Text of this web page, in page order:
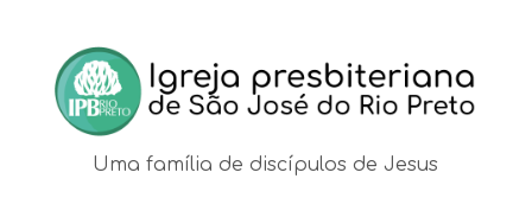
Uma família de discípulos de Jesus